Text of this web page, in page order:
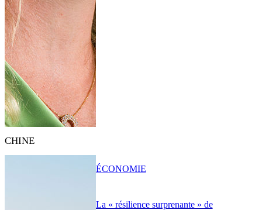
CHINE
La « résilience surprenante » de
ÉCONOMIE